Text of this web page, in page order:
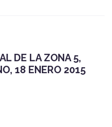
DE LA ZONA 5,
18 ENERO 2015